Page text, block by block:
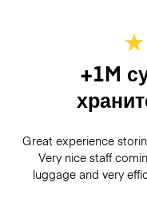
★
+1M
Great experience
Very nice staff
luggage and very